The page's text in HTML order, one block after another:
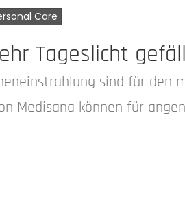
Care
Tageslicht
sind für den
Medisana können für